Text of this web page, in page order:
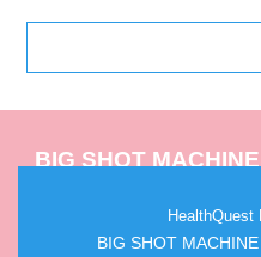
BIG SHOT
HealthQuest
BIG SHOT